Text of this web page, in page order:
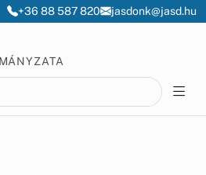
+36 88 587 820 jasdonk@jasd.hu